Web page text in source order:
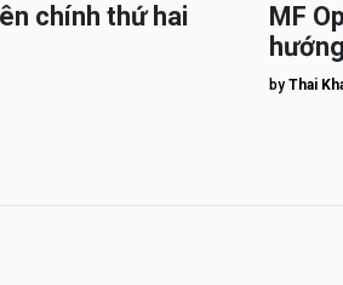
chính thứ hai
MF
by Thai